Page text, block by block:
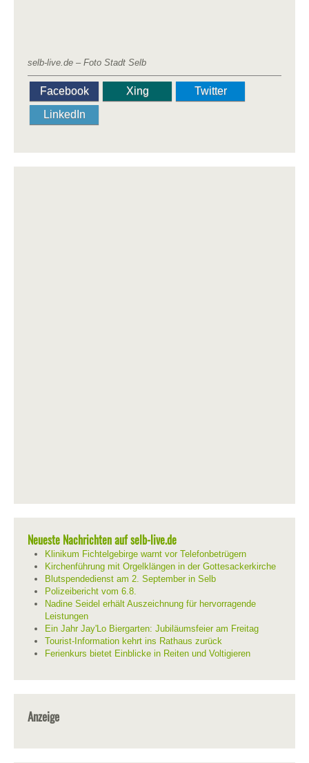
selb-live.de – Foto Stadt Selb
Facebook Xing
Twitter
LinkedIn
Neueste Nachrichten auf selb-live.de
Klinikum Fichtelgebirge warnt vor Telefonbetrügern
Kirchenführung mit Orgelklängen in der Gottesackerkirche
Blutspendedienst am 2. September in Selb
Polizeibericht vom 6.8.
Nadine Seidel erhält Auszeichnung für hervorragende
Leistungen
Ein Jahr Jay'Lo Biergarten: Jubiläumsfeier am Freitag
Tourist-Information kehrt ins Rathaus zurück
Ferienkurs bietet Einblicke in Reiten und Voltigieren
Anzeige